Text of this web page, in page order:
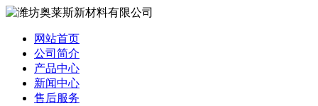
网站首页
公司简介
产品中心
新闻中心
售后服务